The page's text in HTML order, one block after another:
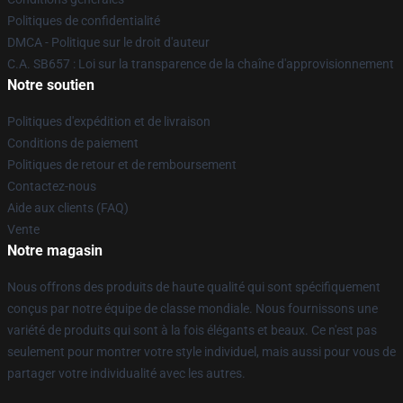
Politiques de confidentialité
DMCA - Politique sur le droit d'auteur
C.A. SB657 : Loi sur la transparence de la chaîne d'approvisionnement
Notre soutien
Politiques d'expédition et de livraison
Conditions de paiement
Politiques de retour et de remboursement
Contactez-nous
Aide aux clients (FAQ)
Vente
Notre magasin
Nous offrons des produits de haute qualité qui sont spécifiquement
conçus par notre équipe de classe mondiale. Nous fournissons une
variété de produits qui sont à la fois élégants et beaux. Ce n'est pas
seulement pour montrer votre style individuel, mais aussi pour vous de
partager votre individualité avec les autres.